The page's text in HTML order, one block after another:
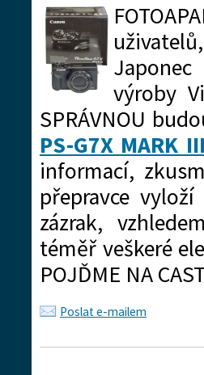
výroby
SPRÁVNOU
PS-G7X MARK
informací,
přepravce
zázrak,
téměř veškeré
POJĎME NA
Poslat e-mailem